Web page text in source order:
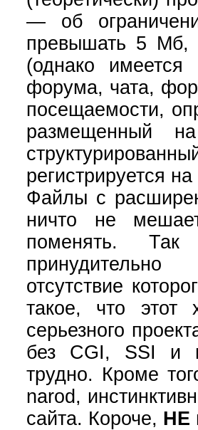
— об
превышать 5 Мб,
(однако имеется
форума, чата,
посещаемости,
размещенный
регистрируется
Файлы с
ничто не
поменять.
отсутствие
такое, что этот
серьезного
без CGI, SSI и
трудно. Кроме
narod,
сайта. Короче, НЕ